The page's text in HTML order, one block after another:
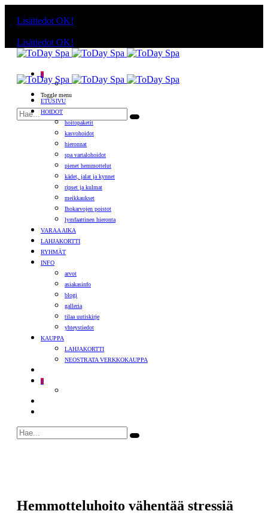
Lisätiedot OK!
Lisätiedot OK!
0
Toggle menu
ETUSIVU
HOIDOT
hoitopaketit
kasvohoidot
hieronnat
spa vartalohoidot
pienet hemmottelut
kädet, jalat ja kynnet
ripset ja kulmat
meikkaukset
Ihokarvojen poistot
lymfaattinen hieronta
VARAA AIKA
LAHJAKORTTI
RYHMÄT
INFO
arvot
asiakasinfo
blogi
galleria
tilaa uutiskirje
yhteystiedot
KAUPPA
LAHJAKORTTI
NEOSTRATA VERKKOKAUPPA
0
Hemmotteluhoito vähentää stressiä